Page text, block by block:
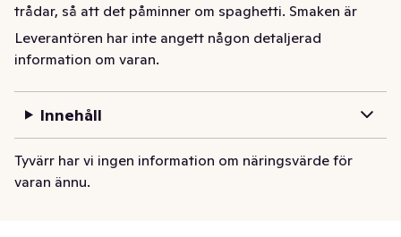
trådar, så att det påminner om spaghetti. Smaken är
mild och neutral. Fruktköttet är hårt och oätligt innan
pumpan är kokad.
Spaghettipumpa kokas, gärna delad, 10-20 minuter. Tag
upp den och skrapa loss det mjuka fruktköttet från
skalet. Servera varm som grönrätt med någon god sås.
Det kokta fruktköttet kan gratineras, användas i soppa
och sallader.
Leverantören har inte angett någon detaljerad
information om varan.
Innehåll
Tyvärr har vi ingen information om näringsvärde för
varan ännu.